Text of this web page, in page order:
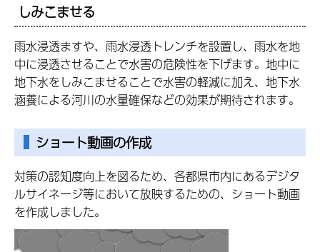
しみこませる
雨水浸透ますや、雨水浸透トレンチを設置し、雨水を地
中に浸透させることで水害の危険性を下げます。地中に
地下水をしみこませることで水害の軽減に加え、地下水
涵養による河川の水量確保などの効果が期待されます。
ショート動画の作成
対策の認知度向上を図るため、各都県市内にあるデジタ
ルサイネージ等において放映するための、ショート動画
を作成しました。